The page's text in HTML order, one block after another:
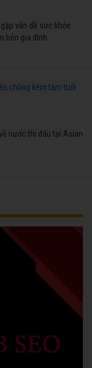
vấn đề sức khỏe
bên gia đình.
chồng kém tám tuổi
nước thi đấu tại Asian